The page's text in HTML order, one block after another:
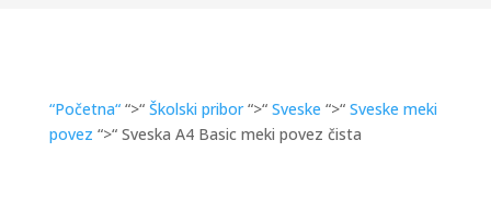
“Početna““>“ Školski pribor“>“ Sveske “>“ Sveske meki
povez “>“ Sveska A4 Basic meki povez čista